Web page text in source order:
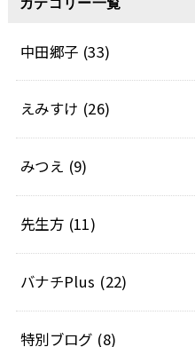
中田郷子 (33)
えみすけ (26)
みつえ (9)
先生方 (11)
バナチPlus (22)
特別ブログ (8)